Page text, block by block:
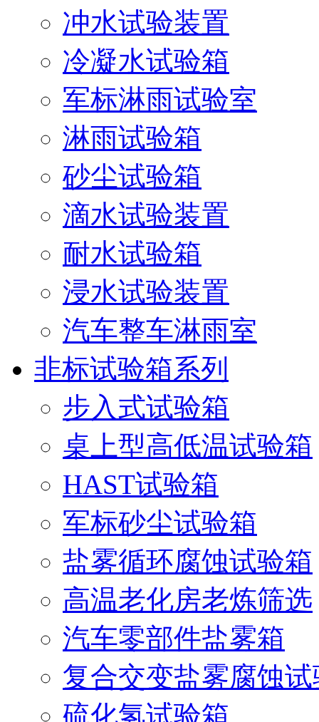
冲水试验装置
冷凝水试验箱
军标淋雨试验室
淋雨试验箱
砂尘试验箱
滴水试验装置
耐水试验箱
浸水试验装置
汽车整车淋雨室
非标试验箱系列
步入式试验箱
桌上型高低温试验箱
HAST试验箱
军标砂尘试验箱
盐雾循环腐蚀试验箱
高温老化房老炼筛选
汽车零部件盐雾箱
复合交变盐雾腐蚀
硫化氢试验箱